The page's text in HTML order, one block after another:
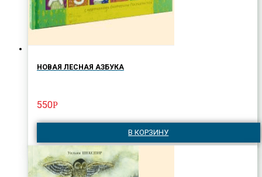
НОВАЯ ЛЕСНАЯ АЗБУКА
550Р
В КОРЗИНУ